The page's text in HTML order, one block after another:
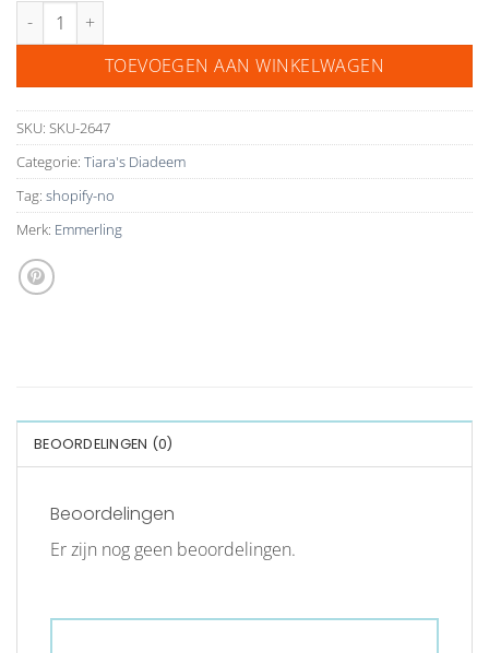
diadem 18127 aantal
TOEVOEGEN AAN WINKELWAGEN
SKU: SKU-2647
Categorie: Tiara's Diadeem
Tag: shopify-no
Merk: Emmerling
BEOORDELINGEN (0)
Beoordelingen
Er zijn nog geen beoordelingen.